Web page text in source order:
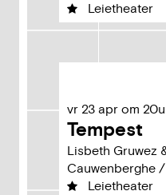
Leietheater
vr 23 apr om 20u
Tempest
Lisbeth Gruwez
Cauwenberghe
Leietheater